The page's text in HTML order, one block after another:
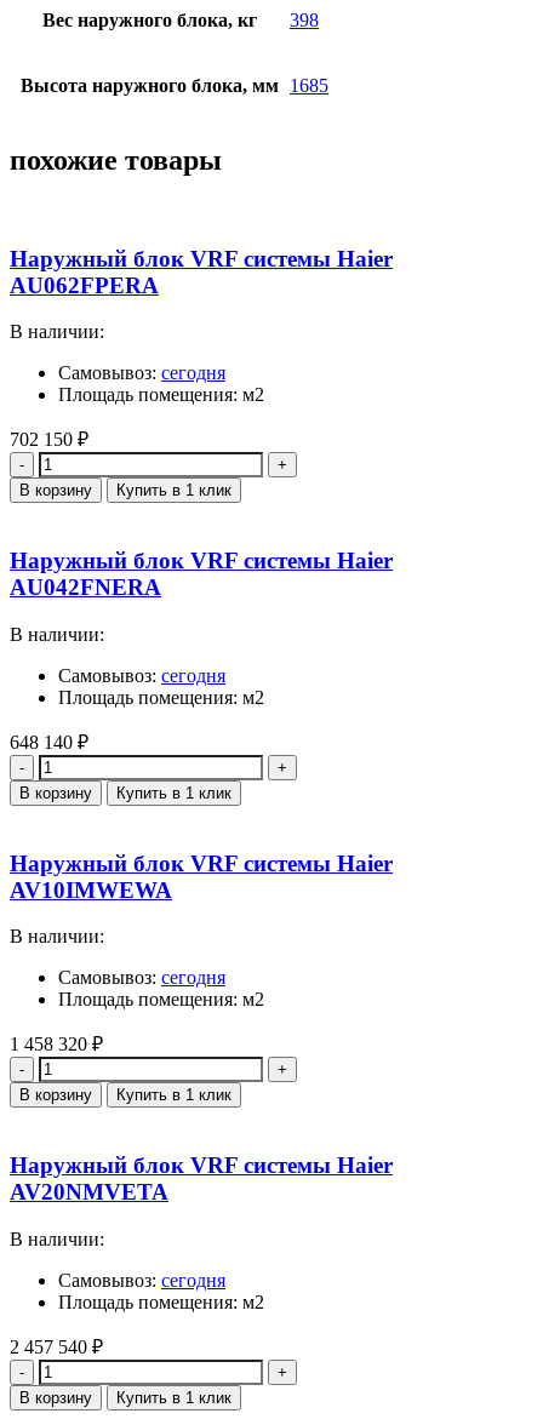
Вес наружного блока, кг 398
Высота наружного блока, мм 1685
похожие товары
Наружный блок VRF системы Haier
AU062FPERA
В наличии:
Самовывоз: сегодня
Площадь помещения: м2
702 150 ₽
Количество
В корзину Купить в 1 клик
Наружный блок VRF системы Haier
AU042FNERA
В наличии:
Самовывоз: сегодня
Площадь помещения: м2
648 140 ₽
Количество
В корзину Купить в 1 клик
Наружный блок VRF системы Haier
AV10IMWEWA
В наличии:
Самовывоз: сегодня
Площадь помещения: м2
1 458 320 ₽
Количество
В корзину Купить в 1 клик
Наружный блок VRF системы Haier
AV20NMVETA
В наличии:
Самовывоз: сегодня
Площадь помещения: м2
2 457 540 ₽
Количество
В корзину Купить в 1 клик